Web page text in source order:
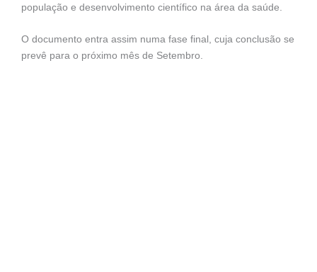
população e desenvolvimento científico na área da saúde.
O documento entra assim numa fase final, cuja conclusão se
prevê para o próximo mês de Setembro.